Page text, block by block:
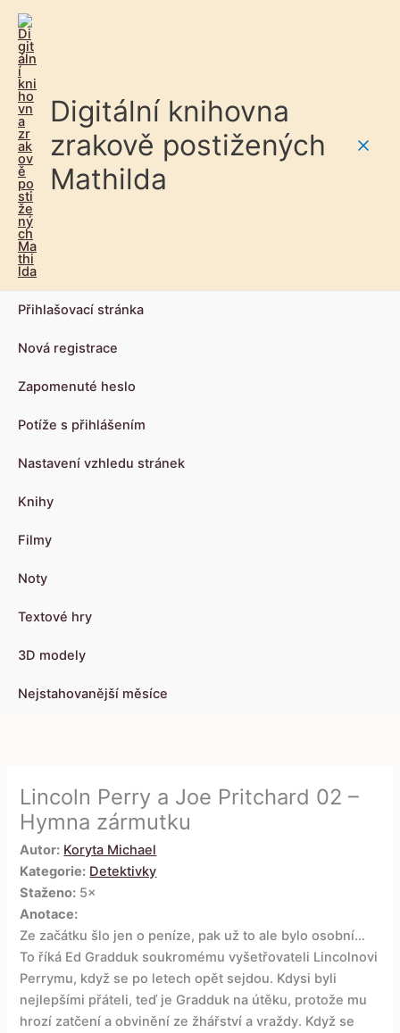
Digitální knihovna
zrakově postižených
Mathilda
Přihlašovací stránka
Nová registrace
Zapomenuté heslo
Potíže s přihlášením
Nastavení vzhledu stránek
Knihy
Filmy
Noty
Textové hry
3D modely
Nejstahovanější měsíce
Lincoln Perry a Joe Pritchard 02 –
Hymna zármutku
Autor: Koryta Michael
Kategorie: Detektivky
Staženo: 5×
Anotace:
Ze začátku šlo jen o peníze, pak už to ale bylo osobní…
To říká Ed Gradduk soukromému vyšetřovateli Lincolnovi
Perrymu, když se po letech opět sejdou. Kdysi byli
nejlepšími přáteli, teď je Gradduk na útěku, protože mu
hrozí zatčení a obvinění ze žhářství a vraždy. Když se